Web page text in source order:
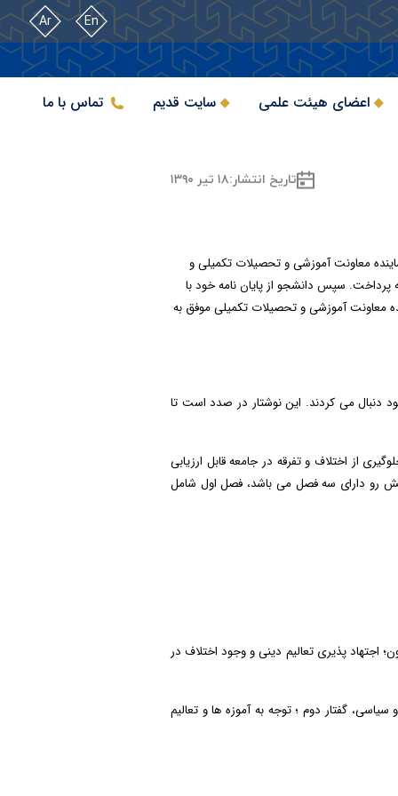
En
Ar
اعضای هیئت علمی سایت قدیم تماس با ما
تاریخ انتشار:۱۸ تیر ۱۳۹۰
معاونت آموزشی و تحصیلات تکمیلی و
پرداخت. سپس دانشجو از پایان نامه خود با
معاونت آموزشی و تحصیلات تکمیلی موفق به
دنبال می کردند. این نوشتار در صدد است تا
از اختلاف و تفرقه در جامعه قابل ارزیابی
رو دارای سه فصل می باشد، فصل اول شامل
اجتهاد پذیری تعالیم دینی و وجود اختلاف در
گفتار دوم ؛ توجه به آموزه ها و تعالیم